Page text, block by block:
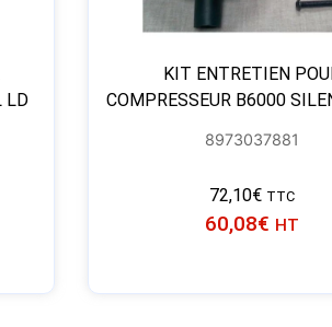
LD
KIT ENTRETIEN
COMPRESSEUR B6000
8973037881
72,10€ TTC
60,08€ HT